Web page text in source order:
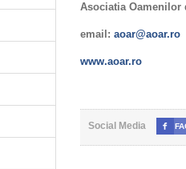
Asociatia Oamenilor
email: aoar@aoar.ro
www.aoar.ro
Social Media 